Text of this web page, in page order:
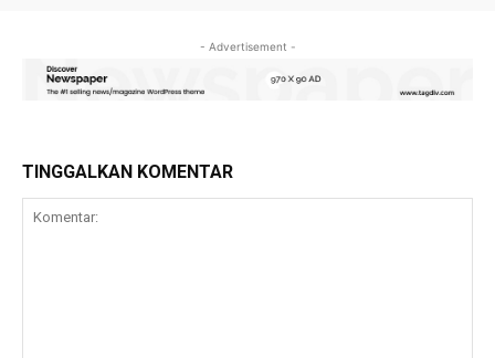
- Advertisement -
TINGGALKAN KOMENTAR